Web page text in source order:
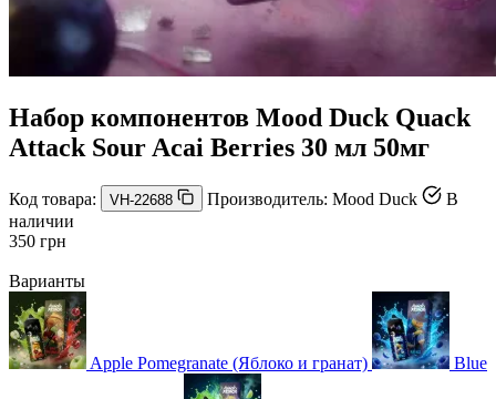
Набор компонентов Mood Duck Quack
Attack Sour Acai Berries 30 мл 50мг
Код товара: VH-22688 Производитель: Mood Duck
В
наличии
350 грн
Варианты
Apple Pomegranate (Яблоко и гранат) Blue